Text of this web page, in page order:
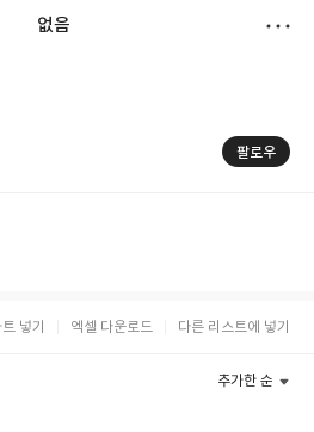
없음
팔로우
넣기 엑셀 다운로드 다른 리스트에 넣기
추가한 순